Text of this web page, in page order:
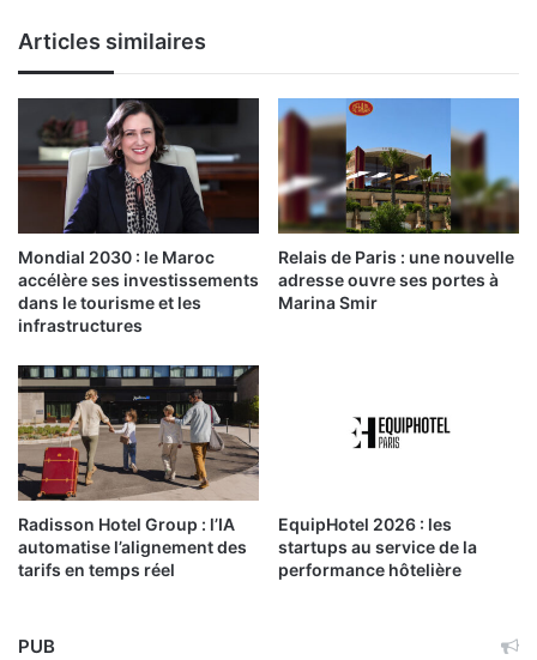
Articles similaires
Mondial 2030 : le Maroc
accélère ses investissements
dans le tourisme et les
infrastructures
Relais de Paris : une nouvelle
adresse ouvre ses portes à
Marina Smir
Radisson Hotel Group : l’IA
automatise l’alignement des
tarifs en temps réel
EquipHotel 2026 : les
startups au service de la
performance hôtelière
PUB